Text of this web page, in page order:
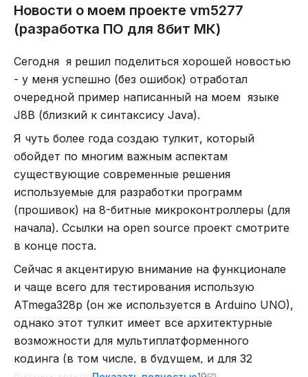
случайных чисел, диагностика памяти
Расширение примеров — добавлено 11 новых
RGB, ANSI-консоль)
Улучшение бутлоадеров — рабочая версия
bldrtiny, оптимизация вывода символов
этой площадке. Причина — администрация
ресурса не выполняет свои обязанности,
объявленные ею в оферте.
Если вам интересен проект (а я напомню — у
него есть ряд ключевых преимуществ по
сравнению с текущими решениями для 8-битных
GitHub — https://github.com/w5277c/vm5277
Сайт-визитка — https://vm5277.ru/
Статья на Habr’е —
https://habr.com/ru/articles/942258/
Новости о моем проекте vm5277
(разработка ПО для 8бит МК)
Сегодня я решил поделиться хорошей новостью
- у меня успешно (без ошибок) отработал
очередной пример написанный на моем языке
J8B (близкий к синтаксису Java).
Я чуть более года создаю тулкит, который
обойдет по многим важным аспектам
существующие современные решения
используемые для разработки программ
(прошивок) на 8-битные микроконтроллеры (для
начала). Ссылки на open source проект смотрите
в конце поста.
Сейчас я акцентирую внимание на функционале
и чаще всего для тестирования использую
ATmega328p (он же используется в Arduino UNO),
однако этот тулкит имеет все архитектурные
возможности для мультиплатформенного
кодинга (в том числе, в будущем, и для 32